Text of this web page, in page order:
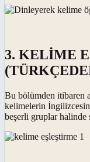
3. KELİME
Bu bölümden itibaren
kelimelerin
beşerli gruplar halinde